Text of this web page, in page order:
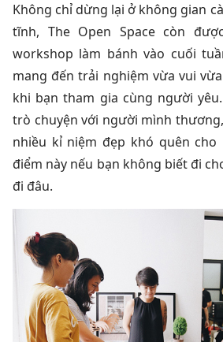
Không chỉ dừng lại ở không gian
tĩnh, The Open Space còn
workshop làm bánh vào cuối
mang đến trải nghiệm vừa vui
khi bạn tham gia cùng người
trò chuyện với người mình
nhiều kỉ niệm đẹp khó quên cho
điểm này nếu bạn không biết đi
đi đâu.